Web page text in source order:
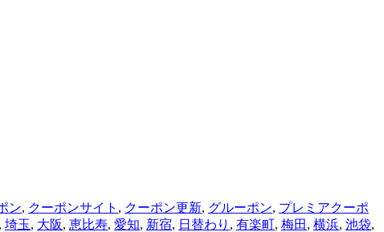
ン, クーポンサイト , クーポン更新, グルーポン, プレミアクーポ
, 埼玉, 大阪, 恵比寿, 愛知, 新宿, 日替わり , 有楽町, 梅田 , 横浜, 池袋,